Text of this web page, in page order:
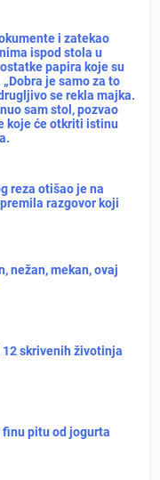
i zatekao
ispod stola u
papira koje su
je samo za to
se rekla majka.
sam stol, pozvao
koje će otkriti istinu
reza otišao je na
razgovor koji
nežan, mekan, ovaj
skrivenih životinja
pitu od jogurta